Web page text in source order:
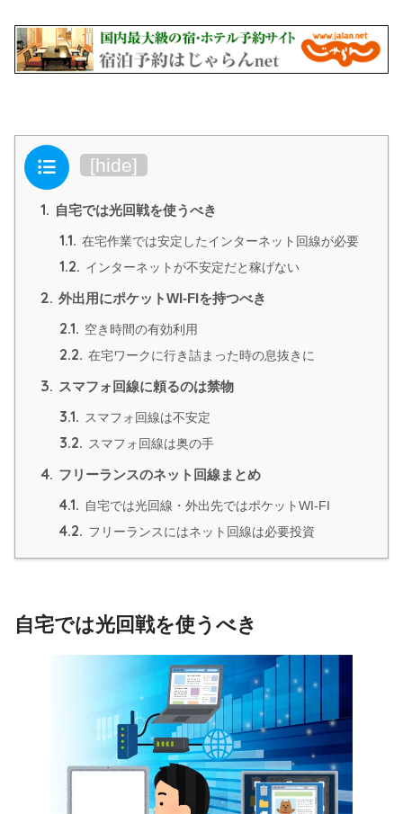
目次 [hide]
1. 自宅では光回戦を使うべき
1.1. 在宅作業では安定したインターネット回線が必要
1.2. インターネットが不安定だと稼げない
2. 外出用にポケットWI-FIを持つべき
2.1. 空き時間の有効利用
2.2. 在宅ワークに行き詰まった時の息抜きに
3. スマフォ回線に頼るのは禁物
3.1. スマフォ回線は不安定
3.2. スマフォ回線は奥の手
4. フリーランスのネット回線まとめ
4.1. 自宅では光回線・外出先ではポケットWI-FI
4.2. フリーランスにはネット回線は必要投資
自宅では光回戦を使うべき